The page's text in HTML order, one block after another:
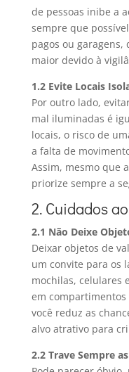
de pessoas inibe a
sempre que
pagos ou garagens,
maior devido à
1.2 Evite Locais
Por outro lado,
mal iluminadas é
locais, o risco de
a falta de
Assim, mesmo que
priorize sempre a
2. Cuidados
2.1 Não Deixe
Deixar objetos de
um convite para os
mochilas, celulares
em compartimentos
você reduz as
alvo atrativo para
2.2 Trave Sempre